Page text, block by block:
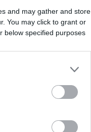
and may gather and store
You may click to grant or
below specified purposes